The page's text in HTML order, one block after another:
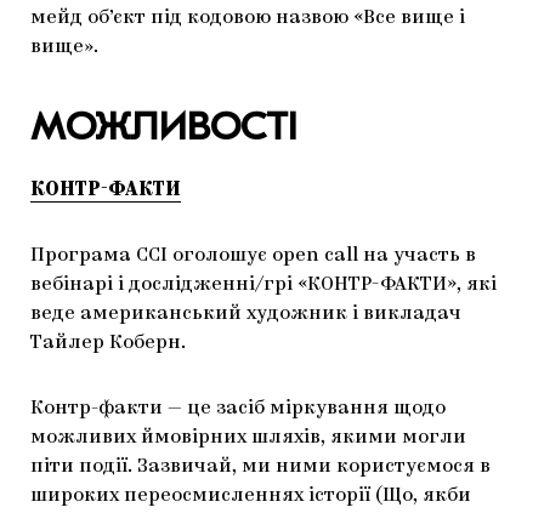
мейд об’єкт під кодовою назвою «Все вище і
вище».
МОЖЛИВОСТІ
КОНТР-ФАКТИ
Програма CCI оголошує open call на участь в
вебінарі і дослідженні/грі «КОНТР-ФАКТИ», які
веде американський художник і викладач
Тайлер Коберн.
Контр-факти — це засіб міркування щодо
можливих ймовірних шляхів, якими могли
піти події. Зазвичай, ми ними користуємося в
широких переосмисленнях історії (Що, якби